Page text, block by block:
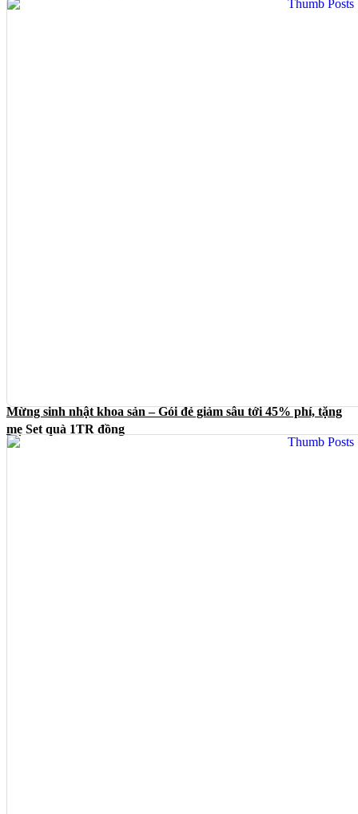
Mừng sinh nhật khoa sản – Gói đẻ giảm sâu tới 45% phí, tặng
mẹ Set quà 1TR đồng